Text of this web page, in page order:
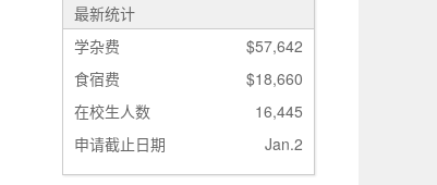
最新统计
学杂费
$57,642
食宿费
$18,660
在校生人数
16,445
申请截止日期
Jan.2